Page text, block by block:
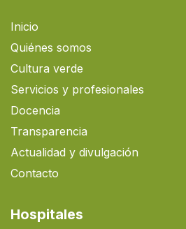
Inicio
Quiénes somos
Cultura verde
Servicios y profesionales
Docencia
Transparencia
Actualidad y divulgación
Contacto
Hospitales